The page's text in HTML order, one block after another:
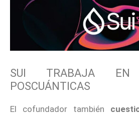
SUI TRABAJA EN
POSCUÁNTICAS
El cofundador también